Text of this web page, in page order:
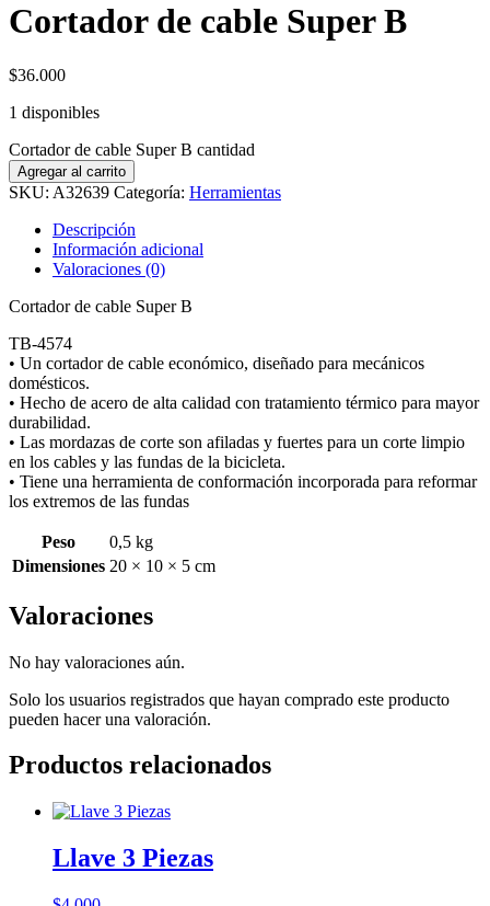
Cortador de cable Super B
$36.000
1 disponibles
Cortador de cable Super B cantidad
Agregar al carrito
SKU: A32639 Categoría: Herramientas
Descripción
Información adicional
Valoraciones (0)
Cortador de cable Super B
TB-4574
• Un cortador de cable económico, diseñado para mecánicos
domésticos.
• Hecho de acero de alta calidad con tratamiento térmico para mayor
durabilidad.
• Las mordazas de corte son afiladas y fuertes para un corte limpio
en los cables y las fundas de la bicicleta.
• Tiene una herramienta de conformación incorporada para reformar
los extremos de las fundas
Peso
0,5 kg
Dimensiones 20 × 10 × 5 cm
Valoraciones
No hay valoraciones aún.
Solo los usuarios registrados que hayan comprado este producto
pueden hacer una valoración.
Productos relacionados
Llave 3 Piezas